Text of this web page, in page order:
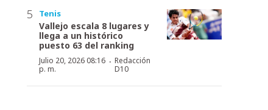
Tenis
Vallejo escala 8 lugares y
llega a un histórico
puesto 63 del ranking
Julio 20, 2026 08:16
p. m.
· Redacción
D10